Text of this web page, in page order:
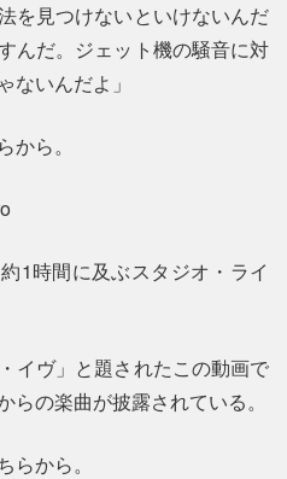
を見つけないといけないんだ
んだ。ジェット機の騒音に対
ないんだよ」
ら。
1時間に及ぶスタジオ・ライ
イヴ」と題されたこの動画で
の楽曲が披露されている。
から。